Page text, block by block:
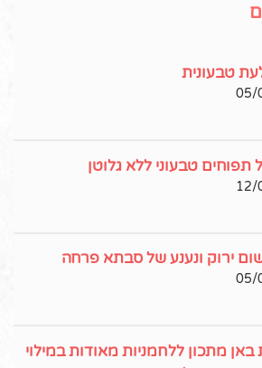
טבעונית
05/
טבעוני ללא גלוטן
12/
ירוק ונענע של סבתא פרחה
05/
באן מתכון ללחמניות מאודות במילוי